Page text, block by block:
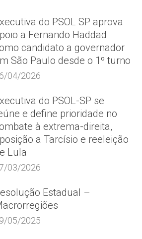
do PSOL SP aprova
a Fernando Haddad
candidato a governador
São Paulo desde o 1º turno
04/2026
do PSOL-SP se
e define prioridade no
à extrema-direita,
a Tarcísio e reeleição
Lula
03/2026
Estadual –
05/2025